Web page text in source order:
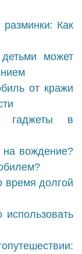
Как
может
от кражи
гаджеты в
на вождение?
время долгой